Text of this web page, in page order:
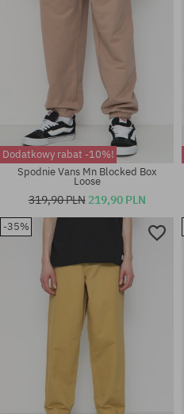
Dostępne rozmiary:
32; 33; 34
Dodatkowy rabat -10%!
Spodnie Vans Mn Blocked Box
Loose
319,90 PLN 219,90 PLN
-35%